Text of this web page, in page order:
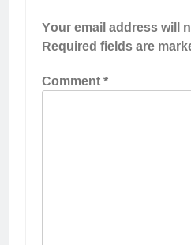
Your email address will
Required fields are
Comment*